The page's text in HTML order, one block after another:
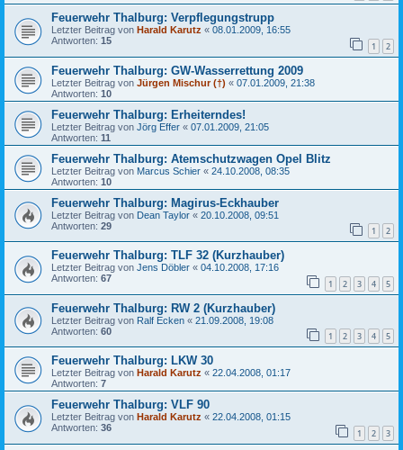
Feuerwehr Thalburg: Verpflegungstrupp
Letzter Beitrag von Harald Karutz « 08.01.2009, 16:55
Antworten: 15 1 2
Feuerwehr Thalburg: GW-Wasserrettung 2009
Letzter Beitrag von Jürgen Mischur (†) « 07.01.2009, 21:38
Antworten: 10
Feuerwehr Thalburg: Erheiterndes!
Letzter Beitrag von Jörg Effer « 07.01.2009, 21:05
Antworten: 11
Feuerwehr Thalburg: Atemschutzwagen Opel Blitz
Letzter Beitrag von Marcus Schier « 24.10.2008, 08:35
Antworten: 10
Feuerwehr Thalburg: Magirus-Eckhauber
Letzter Beitrag von Dean Taylor « 20.10.2008, 09:51
Antworten: 29 1 2
Feuerwehr Thalburg: TLF 32 (Kurzhauber)
Letzter Beitrag von Jens Döbler « 04.10.2008, 17:16
Antworten: 67 1 2 3 4 5
Feuerwehr Thalburg: RW 2 (Kurzhauber)
Letzter Beitrag von Ralf Ecken « 21.09.2008, 19:08
Antworten: 60 1 2 3 4 5
Feuerwehr Thalburg: LKW 30
Letzter Beitrag von Harald Karutz « 22.04.2008, 01:17
Antworten: 7
Feuerwehr Thalburg: VLF 90
Letzter Beitrag von Harald Karutz « 22.04.2008, 01:15
Antworten: 36 1 2 3